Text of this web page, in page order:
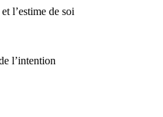
l’estime de soi
l’intention